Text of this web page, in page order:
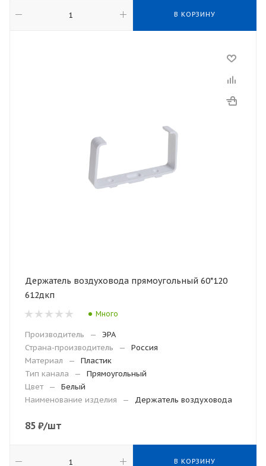
В КОРЗИНУ
Держатель воздуховода прямоугольный 60*120
612дкп
Много
Производитель —
ЭРА
Страна-производитель
—
Россия
Материал
—
Пластик
Тип канала
—
Прямоугольный
Цвет
—
Белый
Наименование изделия
— Держатель воздуховода
85 ₽/шт
В КОРЗИНУ